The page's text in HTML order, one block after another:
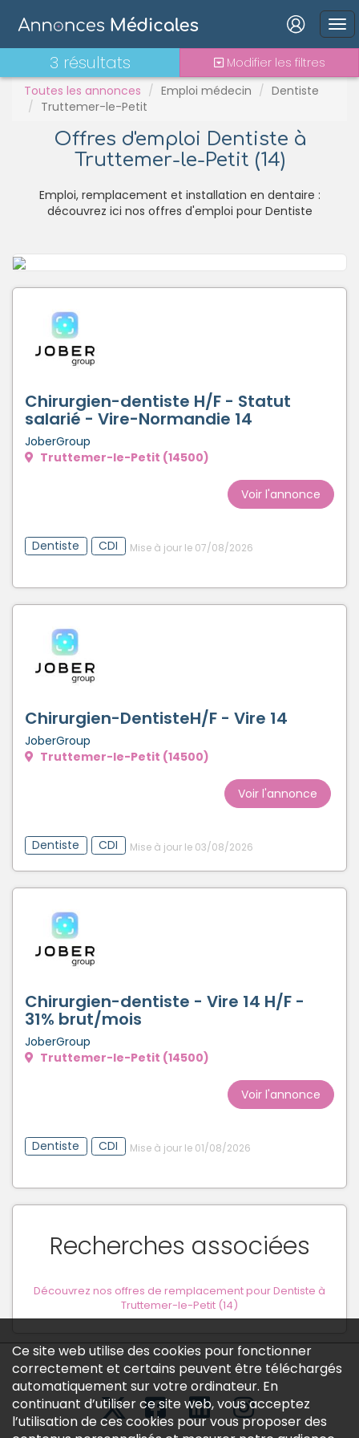
Connexion
Mot de passe oublié ?
Connexion
Se connecter avec LinkedIn
Toutes les annonces Emploi médecin
Dentiste
Truttemer-le-Petit
3 résultats Modifier les filtres
PH
Stages - alternance
Statut TNS
Vacations
Offres d'emploi Dentiste à
Truttemer-le-Petit (14)
Emploi, remplacement et installation en dentaire :
découvrez ici nos offres d'emploi pour Dentiste
Chirurgien-dentiste H/F - Statut
salarié - Vire-Normandie 14
JoberGroup
Truttemer-le-Petit (14500)
Voir l'annonce
Dentiste CDI Mise à jour le 07/08/2026
Chirurgien-DentisteH/F - Vire 14
JoberGroup
Truttemer-le-Petit (14500)
Voir l'annonce
Dentiste CDI Mise à jour le 03/08/2026
Chirurgien-dentiste - Vire 14 H/F -
31% brut/mois
JoberGroup
Truttemer-le-Petit (14500)
Voir l'annonce
Dentiste CDI Mise à jour le 01/08/2026
Recherches associées
Découvrez nos offres de remplacement pour Dentiste à
Truttemer-le-Petit (14)
Ce site web utilise des cookies pour fonctionner
correctement et certains peuvent être téléchargés
automatiquement sur votre ordinateur. En
continuant d’utiliser ce site web, vous acceptez
l’utilisation de ces cookies pour vous proposer des